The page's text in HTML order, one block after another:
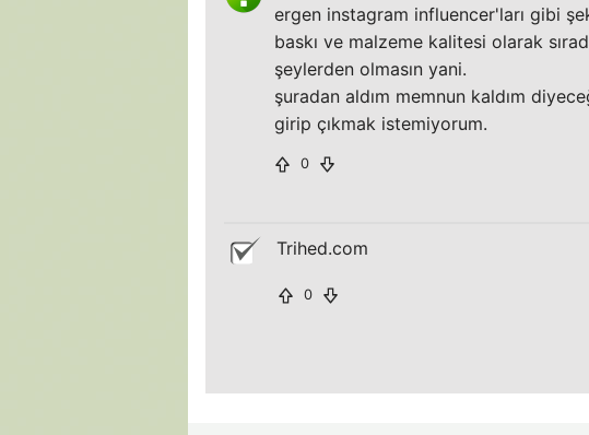
ergen instagram influencer'ları gibi
baskı ve malzeme kalitesi olarak
şeylerden olmasın yani.
şuradan aldım memnun kaldım
girip çıkmak istemiyorum.
0
Trihed.com
0